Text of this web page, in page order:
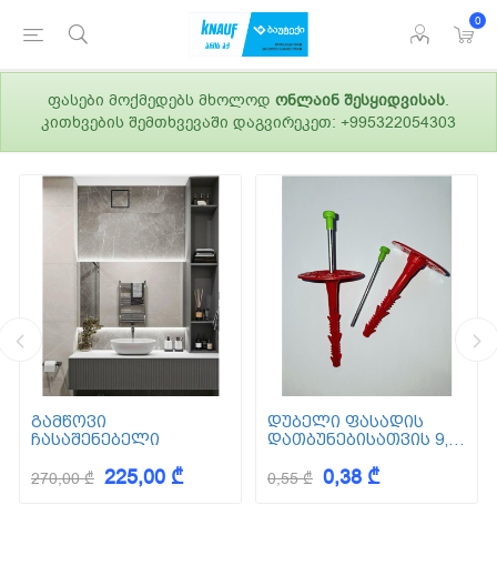
0
ფასები მოქმედებს მხოლოდ ონლაინ შესყიდვისას.
კითხვების შემთხვევაში დაგვირეკეთ: +995322054303
გამწოვი
ჩასაშენებელი
270,00 ₾ 225,00 ₾
დუბელი ფასადის
დათბუნებისათვის 9,5
0,55 ₾ 0,38 ₾